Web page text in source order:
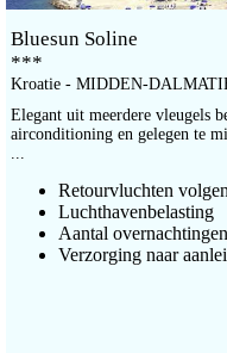
Bluesun Soline
***
Kroatie - MIDDEN-
Elegant uit meerdere vleugels
airconditioning en gelegen te
...
Retourvluchten
Luchthavenbelasting
Aantal
Verzorging naar